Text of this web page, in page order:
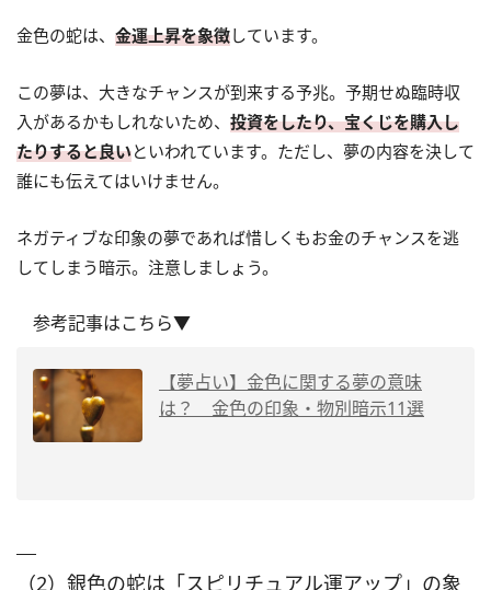
金色の蛇は、 金運上昇を象徴しています。
この夢は、大きなチャンスが到来する予兆。予期せぬ臨時収
入があるかもしれないため、 投資をしたり、宝くじを購入し
たりすると良いといわれています。ただし、夢の内容を決して
誰にも伝えてはいけません。
ネガティブな印象の夢であれば惜しくもお金のチャンスを逃
してしまう暗示。注意しましょう。
参考記事はこちら▼
【夢占い】金色に関する夢の意味
は？ 金色の印象・物別暗示11選
（2）銀色の蛇は「スピリチュアル運アップ」の象